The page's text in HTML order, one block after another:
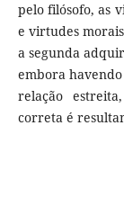
pelo filósofo, as
e virtudes
a segunda
embora
relação
correta é